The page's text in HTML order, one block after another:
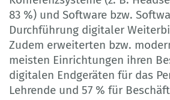
83 %) und Software bzw.
Durchführung digitaler
Zudem erweiterten bzw.
meisten Einrichtungen ihren
digitalen Endgeräten für das
Lehrende und 57 % für